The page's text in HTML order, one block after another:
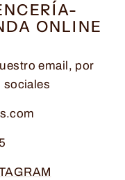
ONLINE
email, por
sociales